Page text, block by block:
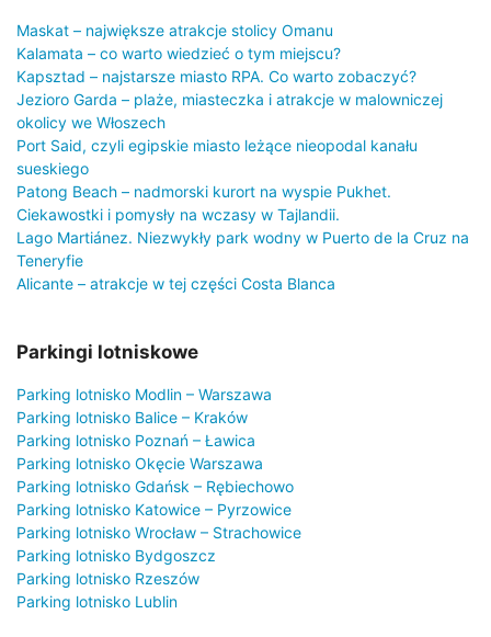
Maskat – największe atrakcje stolicy Omanu
Kalamata – co warto wiedzieć o tym miejscu?
Kapsztad – najstarsze miasto RPA. Co warto zobaczyć?
Jezioro Garda – plaże, miasteczka i atrakcje w malowniczej
okolicy we Włoszech
Port Said, czyli egipskie miasto leżące nieopodal kanału
sueskiego
Patong Beach – nadmorski kurort na wyspie Pukhet.
Ciekawostki i pomysły na wczasy w Tajlandii.
Lago Martiánez. Niezwykły park wodny w Puerto de la Cruz na
Teneryfie
Alicante – atrakcje w tej części Costa Blanca
Parkingi lotniskowe
Parking lotnisko Modlin – Warszawa
Parking lotnisko Balice – Kraków
Parking lotnisko Poznań – Ławica
Parking lotnisko Okęcie Warszawa
Parking lotnisko Gdańsk – Rębiechowo
Parking lotnisko Katowice – Pyrzowice
Parking lotnisko Wrocław – Strachowice
Parking lotnisko Bydgoszcz
Parking lotnisko Rzeszów
Parking lotnisko Lublin